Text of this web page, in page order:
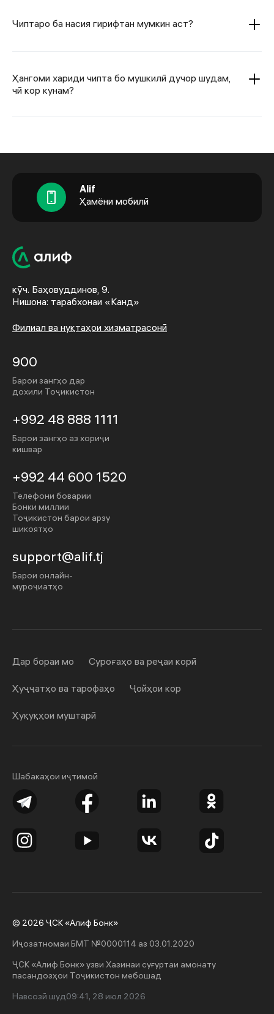
Чиптаро ба насия гирифтан мумкин аст?
Ҳангоми хариди чипта бо мушкилӣ дучор шудам,
чӣ кор кунам?
Alif
Ҳамёни мобилӣ
кӯч. Баҳовуддинов, 9.
Нишона: тарабхонаи «Канд»
Филиал ва нуқтаҳои хизматрасонӣ
900
Барои зангҳо дар
дохили Тоҷикистон
+992 48 888 1111
Барои зангҳо аз хориҷи
кишвар
+992 44 600 1520
Телефони боварии
Бонки миллии
Тоҷикистон барои арзу
шикоятҳо
support@alif.tj
Барои онлайн-
муроҷиатҳо
Шабакаҳои иҷтимоӣ
Дар бораи мо Суроғаҳо ва реҷаи корӣ
Ҳуҷҷатҳо ва тарофаҳо Ҷойҳои кор
Ҳуқуқҳои муштарӣ
© 2026 ҶСК «Алиф Бонк»
Иҷозатномаи БМТ №0000114 аз 03.01.2020
ҶСК «Алиф Бонк» узви Хазинаи суғуртаи амонату
пасандозҳои Тоҷикистон мебошад
Навсозӣ шуд09:41, 28 июл 2026